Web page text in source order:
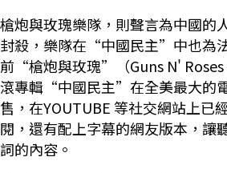
槍炮與玫瑰樂隊，則聲言為中國的
封殺，樂隊在“中國民主”中也為
前“槍炮與玫瑰”（Guns N' Roses
滾專輯“中國民主”在全美最大的
售，在YOUTUBE 等社交網站上已
閱，還有配上字幕的網友版本，讓
詞的內容。